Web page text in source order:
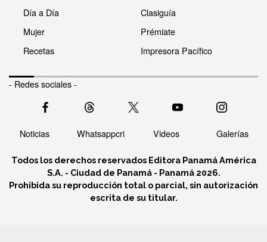
Día a Día
Mujer
Recetas
Clasiguía
Prémiate
Impresora Pacífico
- Redes sociales -
Noticias Whatsappcri Videos Galerías
Todos los derechos reservados Editora Panamá América
S.A. - Ciudad de Panamá - Panamá 2026.
Prohibida su reproducción total o parcial, sin autorización
escrita de su titular.